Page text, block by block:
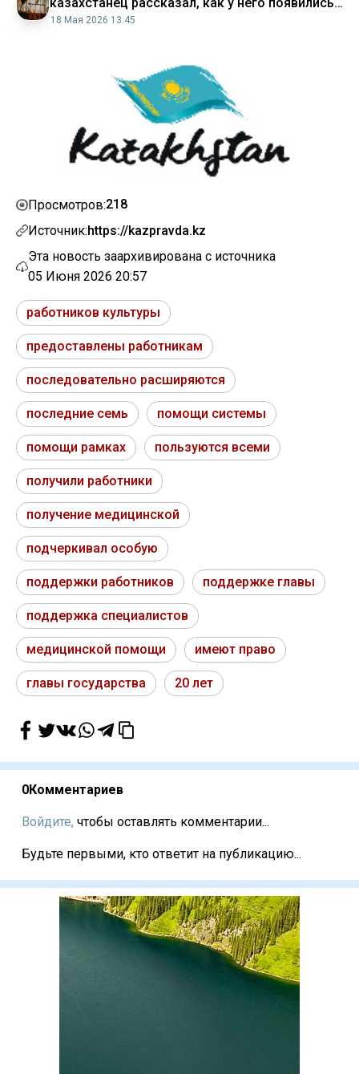
большие деньги
18 Мая 2026 13:45
Просмотров:218
Источник:https://kazpravda.kz
Эта новость заархивирована с источника
05 Июня 2026 20:57
работников культуры
предоставлены работникам
последовательно расширяются
последние семь помощи системы
помощи рамках пользуются всеми
получили работники
получение медицинской
подчеркивал особую
поддержки работников поддержке главы
поддержка специалистов
медицинской помощи имеют право
главы государства 20 лет
0Комментариев
Войдите, чтобы оставлять комментарии...
Будьте первыми, кто ответит на публикацию...